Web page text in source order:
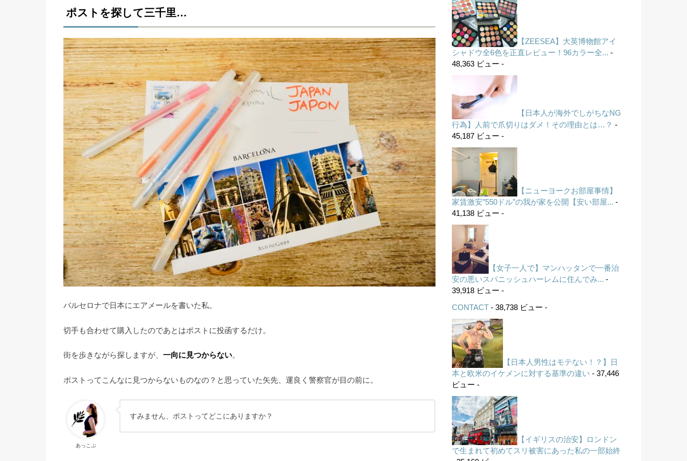
ポストを探して三千里…
バルセロナで日本にエアメールを書いた私。
切手も合わせて購入したのであとはポストに投函するだけ。
街を歩きながら探しますが、 一向に見つからない。
ポストってこんなに見つからないものなの？と思っていた矢先、運良く警察官が目の前に。
あっこぷ
すみません、ポストってどこにありますか？
【ZEESEA】大英博物館アイ
シャドウ全6色を正直レビュー！96カラー全... -
48,363 ビュー -
【日本人が海外でしがちなNG
行為】人前で爪切りはダメ！その理由とは…？ -
45,187 ビュー -
【ニューヨークお部屋事情】
家賃激安”550ドル”の我が家を公開【安い部屋... -
41,138 ビュー -
【女子一人で】マンハッタンで一番治
安の悪いスパニッシュハーレムに住んでみ... -
39,918 ビュー -
CONTACT - 38,738 ビュー -
【日本人男性はモテない！？】日
本と欧米のイケメンに対する基準の違い - 37,446
ビュー -
【イギリスの治安】ロンドン
で生まれて初めてスリ被害にあった私の一部始終